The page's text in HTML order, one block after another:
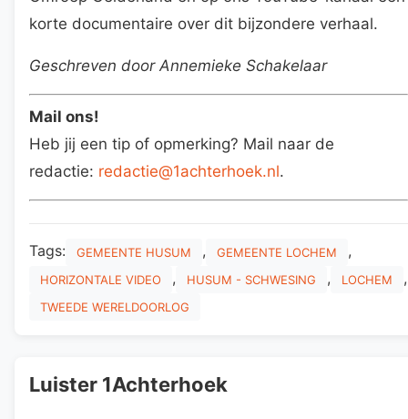
korte documentaire over dit bijzondere verhaal.
Geschreven door Annemieke Schakelaar
Mail ons!
Heb jij een tip of opmerking? Mail naar de
redactie: redactie@1achterhoek.nl.
Tags: GEMEENTE HUSUM , GEMEENTE LOCHEM ,
HORIZONTALE VIDEO , HUSUM - SCHWESING , LOCHEM ,
TWEEDE WERELDOORLOG
Luister 1Achterhoek